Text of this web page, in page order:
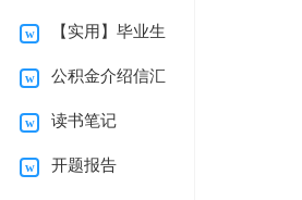
恼》读书笔记
【实用】毕业生
自我鉴定锦集五篇
公积金介绍信汇
编五篇读书笔记
开题报告